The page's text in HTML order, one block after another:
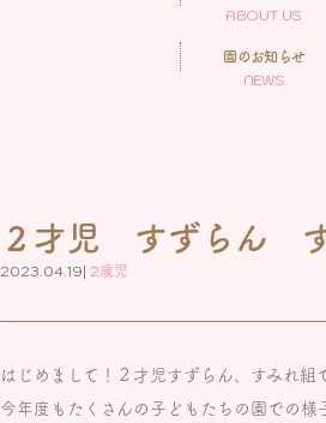
ABOUT US
園のお知らせ
NEWS
２才児 すずらん
2023.04.19| 2歳児
はじめまして！２才児すずらん、すみれ組
今年度もたくさんの子どもたちの園での様